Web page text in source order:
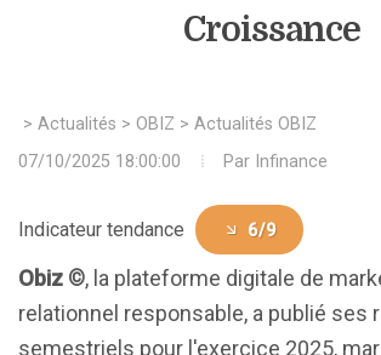
Croissance
> Actualités > OBIZ > Actualités OBIZ
07/10/2025 18:00:00
Par Infinance
Indicateur tendance 6/9
Obiz ©, la plateforme digitale de
relationnel responsable, a publié ses
semestriels pour l'exercice 2025,